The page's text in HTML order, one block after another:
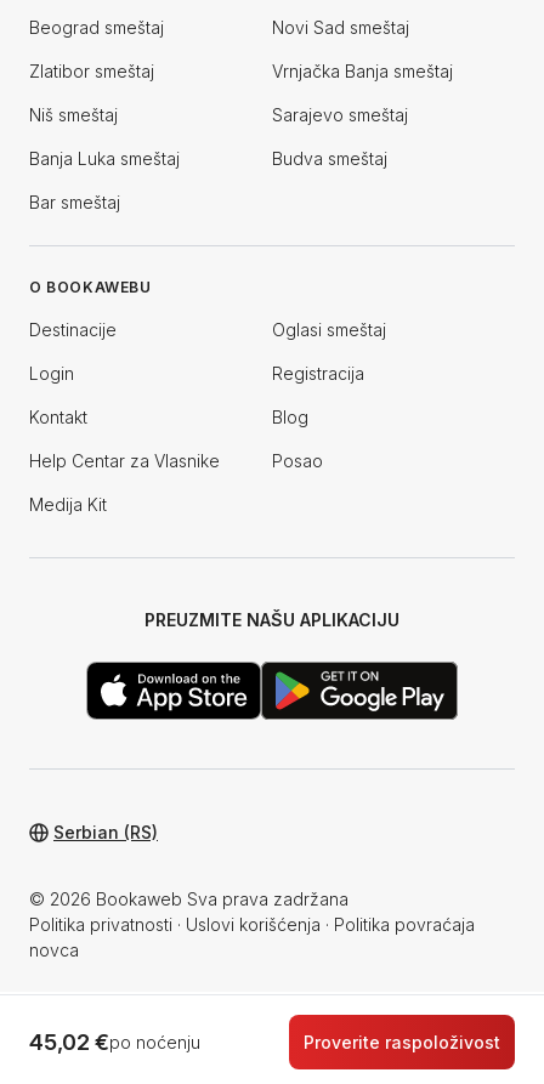
45,02 €po noćenju Proverite raspoloživost
Beograd smeštaj Novi Sad smeštaj
Zlatibor smeštaj Vrnjačka Banja smeštaj
Niš smeštaj Sarajevo smeštaj
Banja Luka smeštaj Budva smeštaj
Bar smeštaj
O BOOKAWEBU
Destinacije Oglasi smeštaj
Login Registracija
Kontakt Blog
Help Centar za Vlasnike Posao
Medija Kit
PREUZMITE NAŠU APLIKACIJU
© 2026 Bookaweb Sva prava zadržana
Politika privatnosti · Uslovi korišćenja · Politika povraćaja
novca
Serbian (RS)